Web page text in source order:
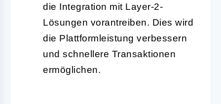
die Integration mit Layer-2-
Lösungen vorantreiben. Dies wird
die Plattformleistung verbessern
und schnellere Transaktionen
ermöglichen.